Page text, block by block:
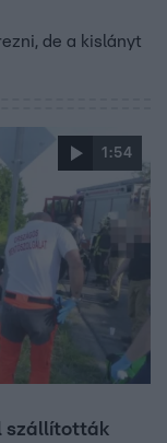
de a kislányt
1:54
szállították